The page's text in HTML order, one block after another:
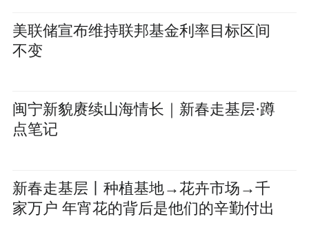
美联储宣布维持联邦基金利率目标区间
不变
闽宁新貌赓续山海情长｜新春走基层·蹲
点笔记
新春走基层丨种植基地→花卉市场→千
家万户 年宵花的背后是他们的辛勤付出